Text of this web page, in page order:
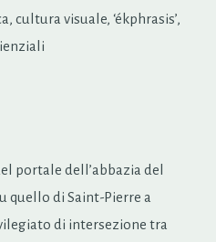
cultura visuale, ‘ékphrasis’,
portale dell’abbazia del
quello di Saint-Pierre a
di intersezione tra